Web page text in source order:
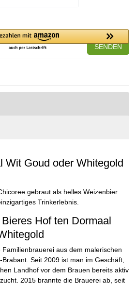
SENDEN
Wit Goud oder Whitegold
gebraut als helles Weizenbier
Trinkerlebnis.
Hof ten Dormaal
aus dem malerischen
Seit 2009 ist man im Geschäft,
Landhof vor dem Brauen bereits aktiv
2015 brannte die Brauerei ab, seit